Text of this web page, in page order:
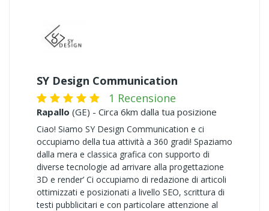
SY Design Communication
1 Recensione
Rapallo (GE) - Circa 6km dalla tua posizione
Ciao! Siamo SY Design Communication e ci
occupiamo della tua attività a 360 gradi! Spaziamo
dalla mera e classica grafica con supporto di
diverse tecnologie ad arrivare alla progettazione
3D e render’ Ci occupiamo di redazione di articoli
ottimizzati e posizionati a livello SEO, scrittura di
testi pubblicitari e con particolare attenzione al